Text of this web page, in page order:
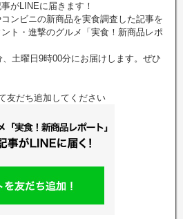
がLINEに届きます！
ンビニの新商品を実食調査した記事を
ト・進撃のグルメ「実食！新商品レポ
土曜日9時00分にお届けします。ぜひ
友だち追加してください